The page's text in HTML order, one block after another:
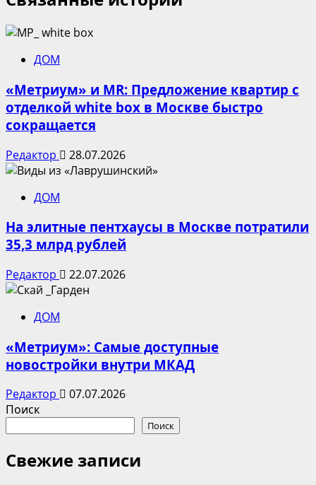
ДОМ
«Метриум» и MR: Предложение квартир с
отделкой white box в Москве быстро
сокращается
Редактор 28.07.2026
ДОМ
На элитные пентхаусы в Москве потратили
35,3 млрд рублей
Редактор 22.07.2026
ДОМ
«Метриум»: Самые доступные
новостройки внутри МКАД
Редактор
07.07.2026
Поиск
Поиск
Свежие записи